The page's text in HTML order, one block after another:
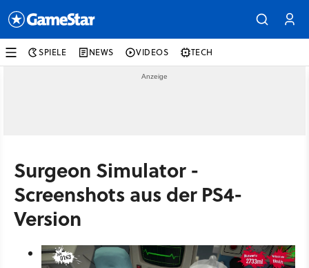
SPIELE NEWS VIDEOS TECH
Surgeon Simulator -
Screenshots aus der PS4-
Version